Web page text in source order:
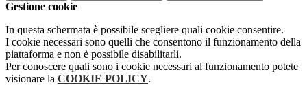
Gestione cookie
In questa schermata è possibile scegliere quali cookie consentire.
I cookie necessari sono quelli che consentono il funzionamento della
piattaforma e non è possibile disabilitarli.
Per conoscere quali sono i cookie necessari al funzionamento potete
visionare la COOKIE POLICY.